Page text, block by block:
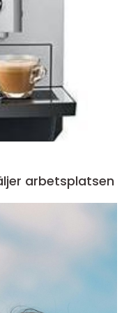
arbetsplatsen